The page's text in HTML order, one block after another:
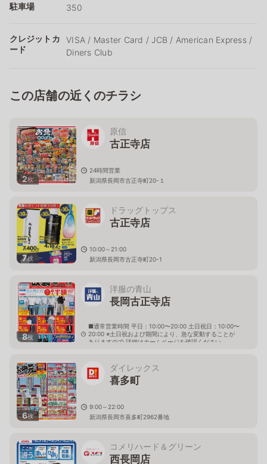
駐車場 350
クレジットカ
ード
VISA / Master Card / JCB / American Express /
Diners Club
この店舗の近くのチラシ
2枚
原信
古正寺店
24時間営業
新潟県長岡市古正寺町20-１
7枚
ドラッグトップス
古正寺店
10:00～21:00
新潟県長岡市古正寺町20-1
8枚
洋服の青山
長岡古正寺店
■通常営業時間 平日：10:00〜20:00 土日祝日：10:00〜
20:00 ※土日祝および期間により、急な変動することが
ありますので 詳細はホームページを確認ください
6枚
ダイレックス
喜多町
9:00～22:00
新潟県長岡市喜多町2962番地
コメリハード＆グリーン
西長岡店